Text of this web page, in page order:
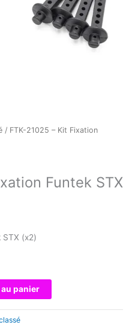
/ FTK-21025 – Kit Fixation
Funtek STX
STX (x2)
panier